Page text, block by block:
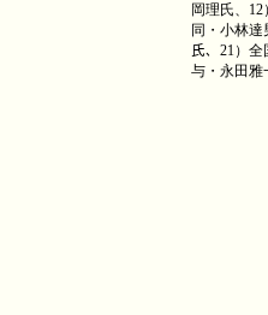
岡理氏、
12
同・小林達
氏、 21）全
与・永田雅